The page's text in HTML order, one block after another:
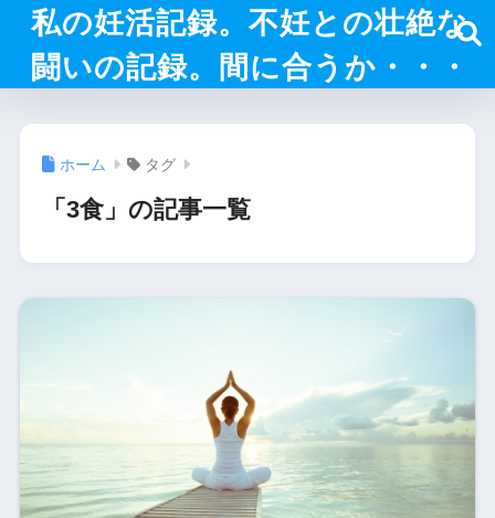
私の妊活記録。不妊との壮絶な
闘いの記録。間に合うか・・・
ホーム タグ
「3食」の記事一覧